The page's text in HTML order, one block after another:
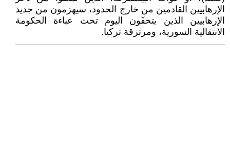
الإرهابيين القادمين من خارج الحدود، سيهزمون من جديد
الإرهابيين الذين يتخفّون اليوم تحت عباءة الحكومة
الانتقالية السورية، ومرتزقة تركيا.